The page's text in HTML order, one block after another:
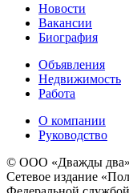
Новости
Вакансии
Биография
Объявления
Недвижимость
Работа
О компании
Руководство
© ООО «Дважды два»
Сетевое издание